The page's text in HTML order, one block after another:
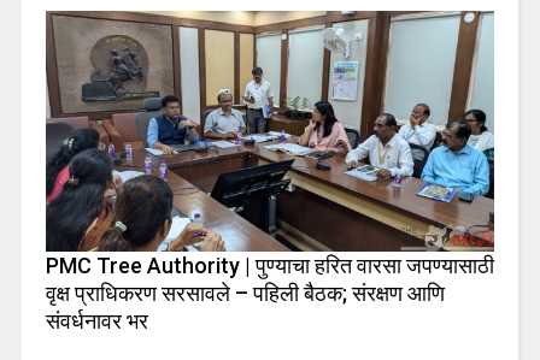
PMC Tree Authority | पुण्याचा हरित वारसा जपण्यासाठी
वृक्ष प्राधिकरण सरसावले – पहिली बैठक; संरक्षण आणि
संवर्धनावर भर